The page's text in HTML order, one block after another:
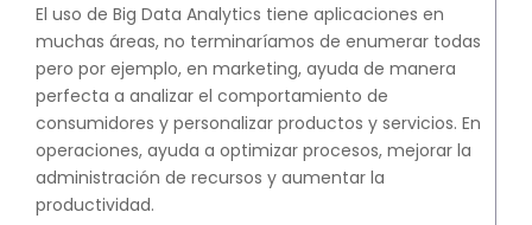
El uso de Big Data Analytics tiene aplicaciones en
muchas áreas, no terminaríamos de enumerar todas
pero por ejemplo, en marketing, ayuda de manera
perfecta a analizar el comportamiento de
consumidores y personalizar productos y servicios. En
operaciones, ayuda a optimizar procesos, mejorar la
administración de recursos y aumentar la
productividad.